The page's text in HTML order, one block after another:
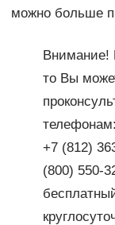
можно больше
Внимание!
то Вы
+7 (812)
(800) 550-